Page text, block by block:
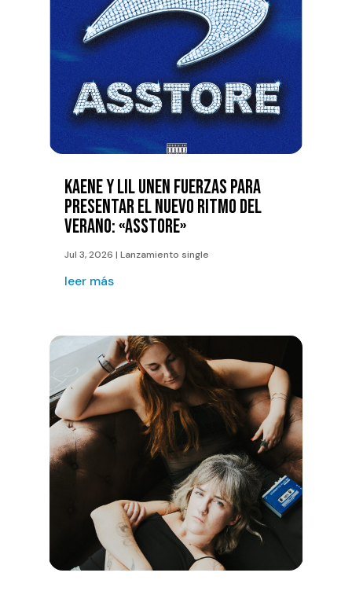
KAENE Y LIL UNEN FUERZAS PARA
PRESENTAR EL NUEVO RITMO DEL
VERANO: «ASSTORE»
Jul 3, 2026 | Lanzamiento single
leer más